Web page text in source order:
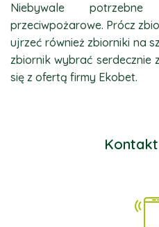
Niebywale
przeciwpożarowe. Prócz
ujrzeć również zbiorniki na
zbiornik wybrać serdecznie
się z ofertą firmy Ekobet.